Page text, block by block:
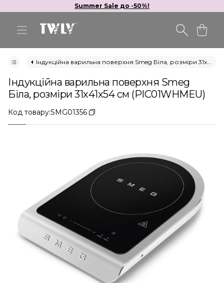
Summer Sale до -50%!
Індукційна варильна поверхня Smeg Біла, розміри 31х41х54 см (PIC01WHMEU)
Індукційна варильна поверхня Smeg
Біла, розміри 31х41х54 см (PIC01WHMEU)
Код товару:SMG01356